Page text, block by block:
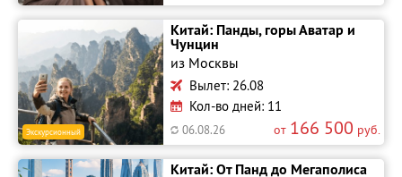
Экскурсионный
Китай: Панды, горы Аватар и
Чунцин
из Москвы
Вылет: 26.08
Кол-во дней: 11
06.08.26 от 166 500 руб.
Китай: От Панд до Мегаполиса